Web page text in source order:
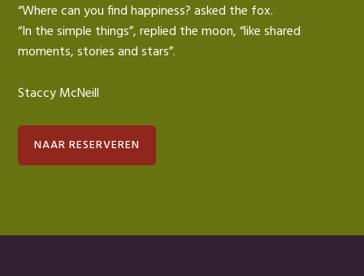
“Where can you find happiness? asked the fox.
“In the simple things”, replied the moon, “like shared
moments, stories and stars”.
Staccy McNeill
NAAR RESERVEREN